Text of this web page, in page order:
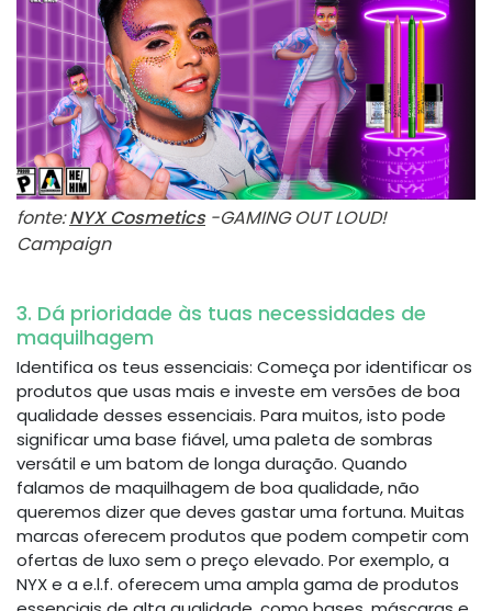
fonte:NYX Cosmetics-GAMING OUT LOUD!
Campaign
3. Dá prioridade às tuas necessidades de
maquilhagem
Identifica os teus essenciais: Começa por identificar os
produtos que usas mais e investe em versões de boa
qualidade desses essenciais. Para muitos, isto pode
significar uma base fiável, uma paleta de sombras
versátil e um batom de longa duração. Quando
falamos de maquilhagem de boa qualidade, não
queremos dizer que deves gastar uma fortuna. Muitas
marcas oferecem produtos que podem competir com
ofertas de luxo sem o preço elevado. Por exemplo, a
NYX e a e.l.f. oferecem uma ampla gama de produtos